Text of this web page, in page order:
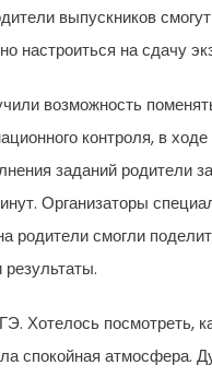
выпускников
настроиться на сдачу
возможность
контроля, в
заданий родители
Организаторы
родители смогли
Хотелось посмотреть,
спокойная атмосфера.